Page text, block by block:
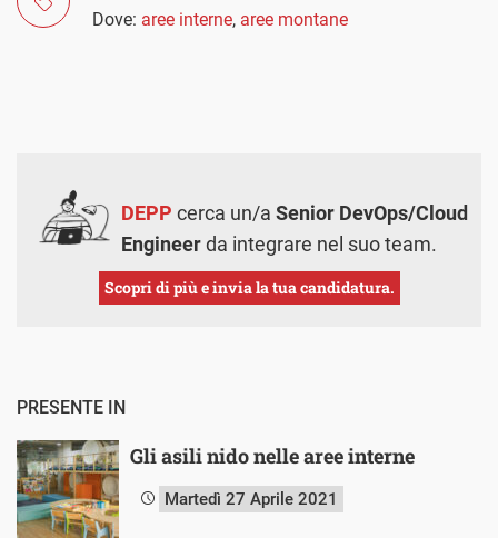
Dove: aree interne, aree montane
DEPP cerca un/a Senior DevOps/Cloud
Engineerda integrare nel suo team.
Scopri di più e invia la tua candidatura.
PRESENTE IN
Gli asili nido nelle aree interne
Martedì 27 Aprile 2021